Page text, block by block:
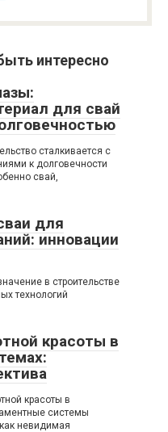
интересно
для свай
сталкивается с
к долговечности
свай,
для
инновации
в строительстве
технологий
красоты в
красоты в
системы
невидимая